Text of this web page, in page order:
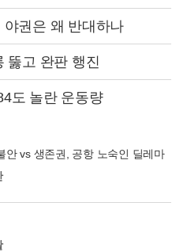
권은 왜 반대하나
뚫고 완판 행진
도 놀란 운동량
안 vs 생존권, 공항 노숙인 딜레마